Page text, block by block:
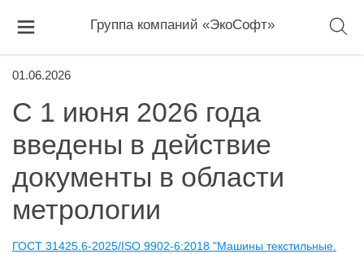
Группа компаний «ЭкоСофт»
01.06.2026
С 1 июня 2026 года
введены в действие
документы в области
метрологии
ГОСТ 31425.6-2025/ISO 9902-6:2018 "Машины текстильные.